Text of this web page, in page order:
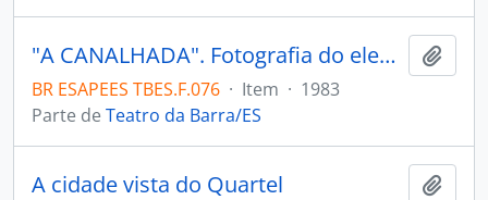
"A CANALHADA". Fotografia do elenco do espetáculo EI, OI PSIL encenada pelo Grupo A Canalhada e Grupo Gang de Dança/Teatro. Foto do arquivo de Virgínia Lívia.
BR ESAPEES TBES.F.076 · Item · 1983
Parte de Teatro da Barra/ES
A cidade vista do Quartel